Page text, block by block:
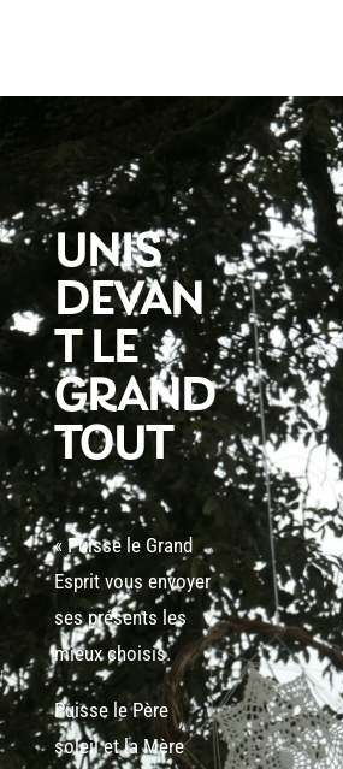
UNIS
DEVAN
T LE
GRAND
TOUT
« Puisse le Grand
Esprit vous envoyer
ses présents les
mieux choisis.
Puisse le Père
soleil et la Mère